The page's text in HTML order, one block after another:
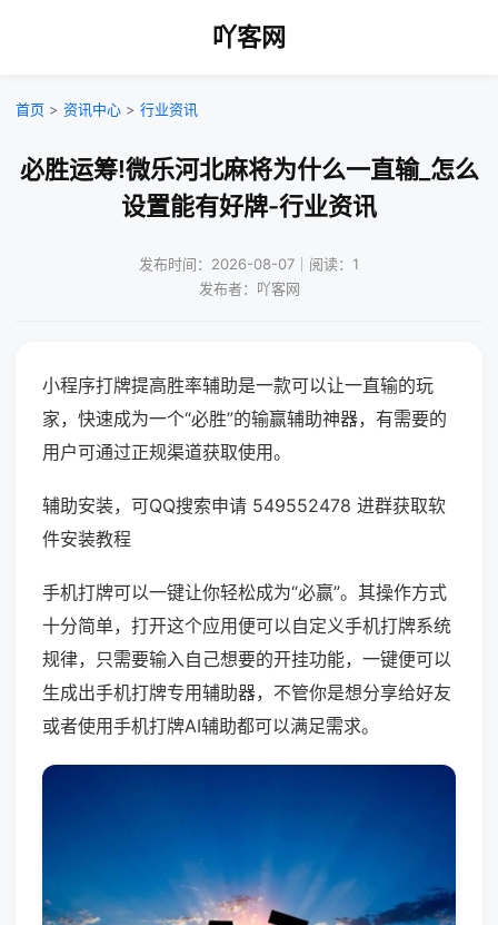
吖客网
首页 > 资讯中心 > 行业资讯
必胜运筹!微乐河北麻将为什么一直输_怎么
设置能有好牌-行业资讯
发布时间：2026-08-07｜阅读：1
发布者：吖客网
小程序打牌提高胜率辅助是一款可以让一直输的玩
家，快速成为一个“必胜”的输赢辅助神器，有需要的
用户可通过正规渠道获取使用。
辅助安装，可QQ搜索申请 549552478 进群获取软
件安装教程
手机打牌可以一键让你轻松成为“必赢”。其操作方式
十分简单，打开这个应用便可以自定义手机打牌系统
规律，只需要输入自己想要的开挂功能，一键便可以
生成出手机打牌专用辅助器，不管你是想分享给好友
或者使用手机打牌AI辅助都可以满足需求。